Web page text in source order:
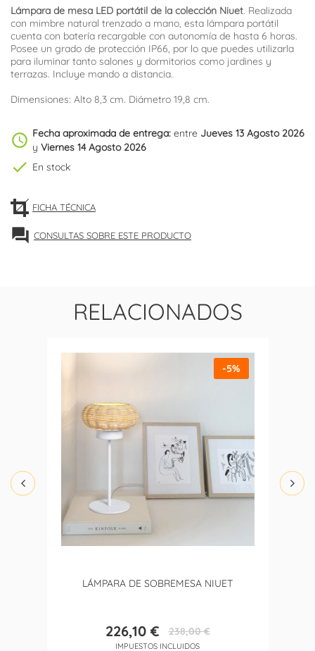
Lámpara de mesa LED portátil de la colección Niuet. Realizada
con mimbre natural trenzado a mano, esta lámpara portátil
cuenta con batería recargable con autonomía de hasta 6 horas.
Posee un grado de protección IP66, por lo que puedes utilizarla
para iluminar tanto salones y dormitorios como jardines y
terrazas. Incluye mando a distancia.
Dimensiones: Alto 8,3 cm. Diámetro 19,8 cm.
schedule Fecha aproximada de entrega: entre Jueves 13 Agosto 2026
y Viernes 14 Agosto 2026
check En stock
FICHA TÉCNICA
forum CONSULTAS SOBRE ESTE PRODUCTO
RELACIONADOS
LÁMPARA DE SOBREMESA NIUET
Precio
226,10 €Precio
238,00 €
IMPUESTOS INCLUIDOS
-5%